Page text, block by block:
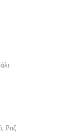
Ροζ